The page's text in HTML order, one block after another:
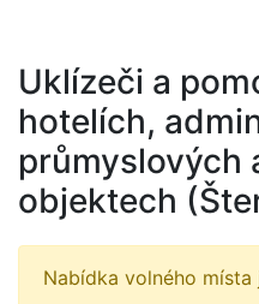
Uklízeči a
hotelích,
průmyslových
objektech
Nabídka volného místa